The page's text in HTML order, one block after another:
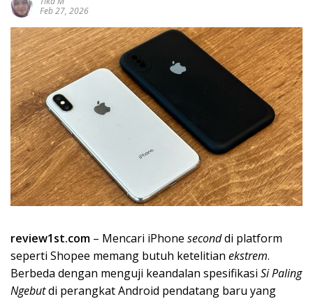
Feb 27, 2026
review1st.com – Mencari iPhone seconddi platform
seperti Shopee memang butuh ketelitian ekstrem.
Berbeda dengan menguji keandalan spesifikasi Si Paling
Ngebutdi perangkat Android pendatang baru yang